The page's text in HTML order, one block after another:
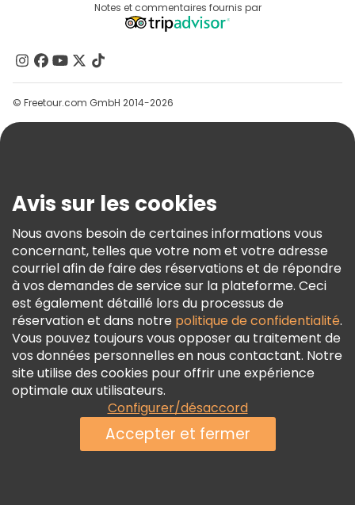
Programme D’affiliation
Contactez-Nous
Groupes
Aide
Conditions Générales Et Mentions Légales
Politique En Matière De Cookies
Freetour Prix
Programme De Fidélité
Notes et commentaires fournis par
© Freetour.com GmbH 2014-2026
Avis sur les cookies
Nous avons besoin de certaines informations vous
concernant, telles que votre nom et votre adresse
courriel afin de faire des réservations et de répondre
à vos demandes de service sur la plateforme. Ceci
est également détaillé lors du processus de
réservation et dans notre politique de confidentialité.
Vous pouvez toujours vous opposer au traitement de
vos données personnelles en nous contactant. Notre
site utilise des cookies pour offrir une expérience
optimale aux utilisateurs.
Configurer/désaccord
Accepter et fermer